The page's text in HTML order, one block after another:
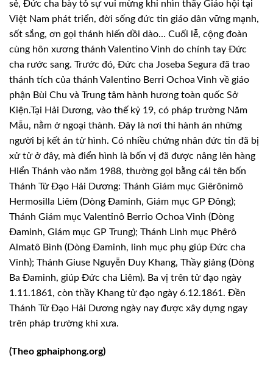
sẻ, Đức cha bày tỏ sự vui mừng khi nhìn thấy Giáo hội tại
Việt Nam phát triển, đời sống đức tin giáo dân vững mạnh,
sốt sắng, ơn gọi thánh hiến dồi dào… Cuối lễ, cộng đoàn
cùng hôn xương thánh Valentino Vinh do chính tay Đức
cha rước sang. Trước đó, Đức cha Joseba Segura đã trao
thánh tích của thánh Valentino Berri Ochoa Vinh về giáo
phận Bùi Chu và Trung tâm hành hương toàn quốc Sở
Kiện.Tại Hải Dương, vào thế kỷ 19, có pháp trường Năm
Mẫu, nằm ở ngoại thành. Đây là nơi thi hành án những
người bị kết án tử hình. Có nhiều chứng nhân đức tin đã bị
xử tử ở đây, mà điển hình là bốn vị đã được nâng lên hàng
Hiển Thánh vào năm 1988, thường gọi bằng cái tên bốn
Thánh Tử Đạo Hải Dương: Thánh Giám mục Giêrônimô
Hermosilla Liêm (Dòng Đaminh, Giám mục GP Ðông);
Thánh Giám mục Valentinô Berrio Ochoa Vinh (Dòng
Đaminh, Giám mục GP Trung); Thánh Linh mục Phêrô
Almatô Bình (Dòng Đaminh, linh mục phụ giúp Ðức cha
Vinh); Thánh Giuse Nguyễn Duy Khang, Thầy giảng (Dòng
Ba Đaminh, giúp Ðức cha Liêm). Ba vị trên tử đạo ngày
1.11.1861, còn thầy Khang tử đạo ngày 6.12.1861. Ðền
Thánh Tử Đạo Hải Dương ngày nay được xây dựng ngay
trên pháp trường khi xưa.
(Theo gphaiphong.org)